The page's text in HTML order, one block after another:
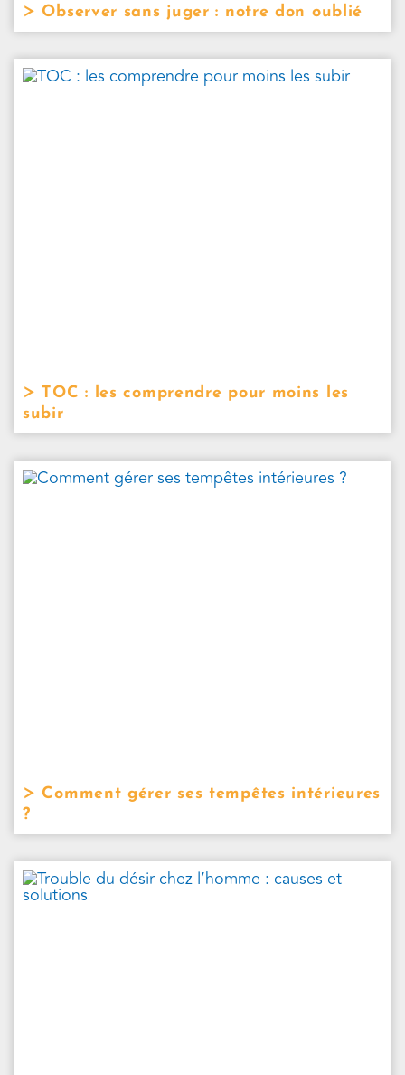
Observer sans juger : notre don oublié
TOC : les comprendre pour moins les
subir
Comment gérer ses tempêtes intérieures
?